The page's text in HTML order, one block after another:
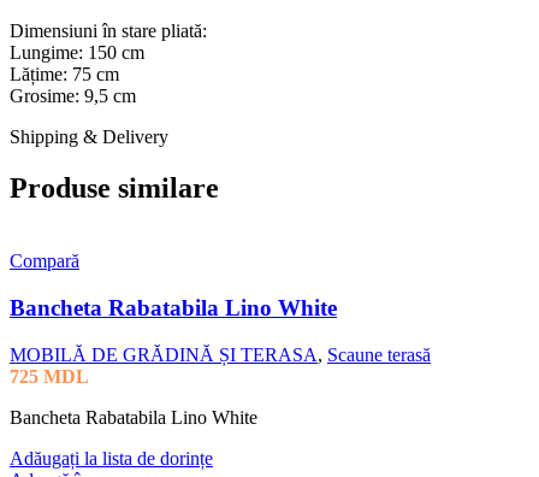
Dimensiuni în stare pliată:
Lungime: 150 cm
Lățime: 75 cm
Grosime: 9,5 cm
Shipping & Delivery
Produse similare
Compară
Bancheta Rabatabila Lino White
MOBILĂ DE GRĂDINĂ ȘI TERASA, Scaune terasă
725 MDL
Bancheta Rabatabila Lino White
Adăugați la lista de dorințe